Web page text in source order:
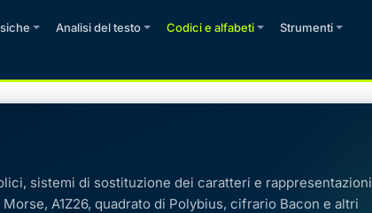
Analisi del testo Codici e alfabeti Strumenti
sistemi di sostituzione dei caratteri e rappresentazioni
A1Z26, quadrato di Polybius, cifrario Bacon e altri